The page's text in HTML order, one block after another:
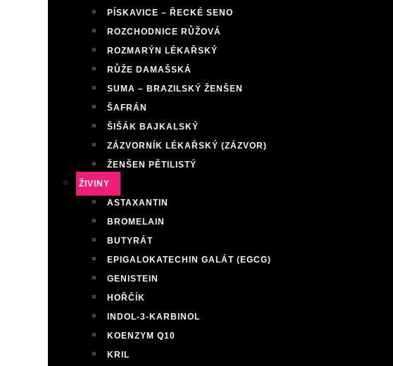
PÍSKAVICE – ŘECKÉ SENO
ROZCHODNICE RŮŽOVÁ
ROZMARÝN LÉKAŘSKÝ
RŮŽE DAMAŠSKÁ
SUMA – BRAZILSKÝ ŽENŠEN
ŠAFRÁN
ŠIŠÁK BAJKALSKÝ
ZÁZVORNÍK LÉKAŘSKÝ (ZÁZVOR)
ŽENŠEN PĚTILISTÝ
ŽIVINY
ASTAXANTIN
BROMELAIN
BUTYRÁT
EPIGALOKATECHIN GALÁT (EGCG)
GENISTEIN
HOŘČÍK
INDOL-3-KARBINOL
KOENZYM Q10
KRIL